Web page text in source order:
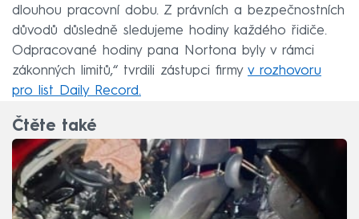
dlouhou pracovní dobu. Z právních a bezpečnostních
důvodů důsledně sledujeme hodiny každého řidiče.
Odpracované hodiny pana Nortona byly v rámci
zákonných limitů,“ tvrdili zástupci firmy v rozhovoru
pro list Daily Record.
Čtěte také